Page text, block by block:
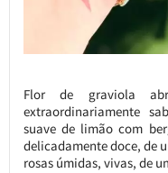
Flor de graviola
extraordinariamente
suave de limão com
delicadamente doce, de
rosas úmidas, vivas, de